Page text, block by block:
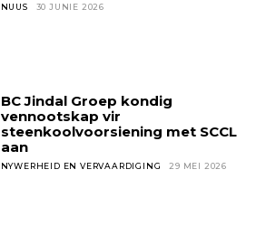
NUUS 30 JUNIE 2026
BC Jindal Groep kondig
vennootskap vir
steenkoolvoorsiening met SCCL
aan
NYWERHEID EN VERVAARDIGING 29 MEI 2026